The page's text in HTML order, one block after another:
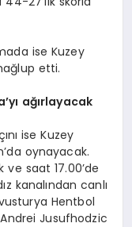
ise Kuzey
etti.
ağırlayacak
ise Kuzey
oynayacak.
ve saat 17.00’de
kanalından canlı
Hentbol
Jusufhodzic